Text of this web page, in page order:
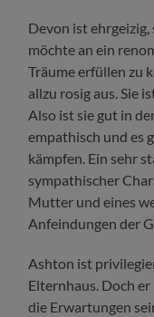
Devon ist ehrgeizig,
möchte an ein
Träume erfüllen zu
allzu rosig aus. Sie
Also ist sie gut in
empathisch und es
kämpfen. Ein sehr
sympathischer
Mutter und eines
Anfeindungen der
Ashton ist
Elternhaus. Doch
die Erwartungen